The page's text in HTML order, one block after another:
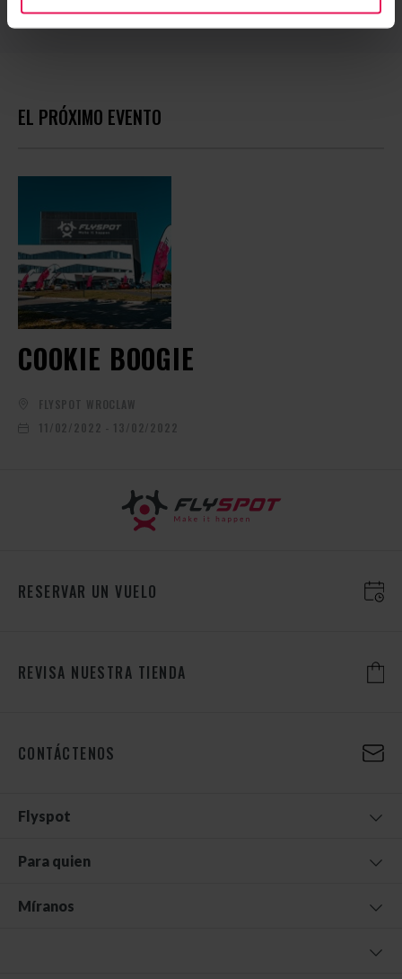
EL PRÓXIMO EVENTO
COOKIE BOOGIE
FLYSPOT WROCLAW
11/02/2022 - 13/02/2022
RESERVAR UN VUELO
REVISA NUESTRA TIENDA
CONTÁCTENOS
Flyspot
Para quien
Míranos